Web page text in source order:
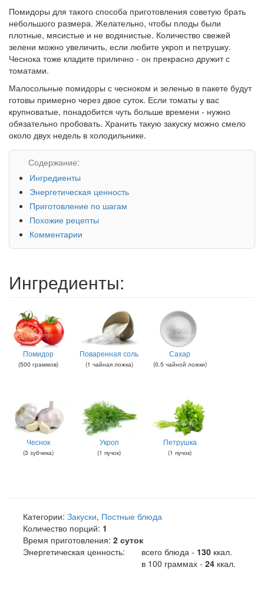
Помидоры для такого способа приготовления советую брать
небольшого размера. Желательно, чтобы плоды были
плотные, мясистые и не водянистые. Количество свежей
зелени можно увеличить, если любите укроп и петрушку.
Чеснока тоже кладите прилично - он прекрасно дружит с
томатами.
Малосольные помидоры с чесноком и зеленью в пакете будут
готовы примерно через двое суток. Если томаты у вас
крупноватые, понадобится чуть больше времени - нужно
обязательно пробовать. Хранить такую закуску можно смело
около двух недель в холодильнике.
Содержание:
Ингредиенты
Энергетическая ценность
Приготовление по шагам
Похожие рецепты
Комментарии
Ингредиенты:
Помидор
(500 граммов)
Поваренная соль
(1 чайная ложка)
Сахар
(0.5 чайной ложки)
Чеснок
(3 зубчика)
Укроп
(1 пучок)
Петрушка
(1 пучок)
Категории: Закуски, Постные блюда
Количество порций: 1
Время приготовления: 2 суток
Энергетическая ценность:
всего блюда - 130 ккал.
в 100 граммах - 24 ккал.